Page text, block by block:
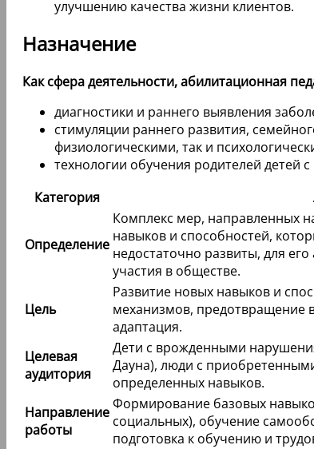
улучшению качества жизни клиентов.
Назначение
Как сфера деятельности, абилитационная
диагностики и раннего выявления
стимуляции раннего развития,
физиологическими, так и
технологии обучения родителей детей
Категория
Определение
Комплекс мер, направленных
навыков и способностей,
недостаточно развиты, для
участия в обществе.
Цель
Развитие новых навыков и
механизмов, предотвращение
адаптация.
Целевая
аудитория
Дети с врожденными
Дауна), люди с
определенных навыков.
Направление
работы
Формирование базовых
социальных), обучение
подготовка к обучению и